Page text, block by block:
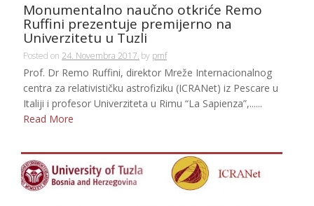
Monumentalno naučno otkriće Remo
Ruffini prezentuje premijerno na
Univerzitetu u Tuzli
Posted on 24. Novembra 2017. by pmf
Prof. Dr Remo Ruffini, direktor Mreže Internacionalnog
centra za relativističku astrofiziku (ICRANet) iz Pescare u
Italiji i profesor Univerziteta u Rimu “La Sapienza”,......
Read More